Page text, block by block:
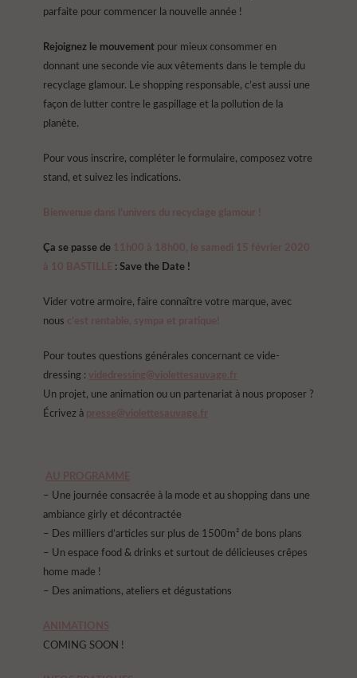
parfaite pour commencer la nouvelle année !
Rejoignez le mouvement pour mieux consommer en
donnant une seconde vie aux vêtements dans le temple du
recyclage glamour. Le shopping responsable, c’est aussi une
façon de lutter contre le gaspillage et la pollution de la
planète.
Pour vous inscrire, compléter le formulaire, composez votre
stand, et suivez les indications.
Bienvenue dans l’univers du recyclage glamour !
Ça se passe de 11h00 à 18h00, l e samedi 15 février 2020
à 10 BASTILLE : Save the Date !
Vider votre armoire, faire connaître votre marque, avec
nous c’est rentable, sympa et pratique!
Pour toutes questions générales concernant ce vide-
dressing : videdressing@violettesauvage.fr
Un projet, une animation ou un partenariat à nous proposer ?
Écrivez à presse@violettesauvage.fr
AU PROGRAMME
– Une journée consacrée à la mode et au shopping dans une
ambiance girly et décontractée
– Des milliers d’articles sur plus de 1500m² de bons plans
– Un espace food & drinks et surtout de délicieuses crêpes
home made !
– Des animations, ateliers et dégustations
ANIMATIONS
COMING SOON !